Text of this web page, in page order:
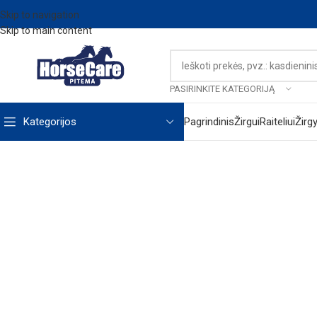
Skip to navigation
Skip to main content
PASIRINKITE KATEGORIJĄ
Kategorijos PagrindinisŽirguiRaiteliui